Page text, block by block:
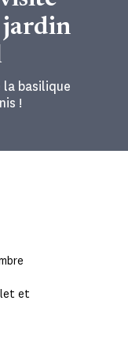
jardin
la basilique
!
et